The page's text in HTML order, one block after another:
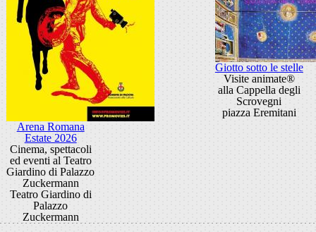
Arena Romana
Estate 2026
Cinema, spettacoli
ed eventi al Teatro
Giardino di Palazzo
Zuckermann
Teatro Giardino di
Palazzo
Zuckermann
Giotto sotto le stelle
Visite animate®
alla Cappella degli
Scrovegni
piazza Eremitani